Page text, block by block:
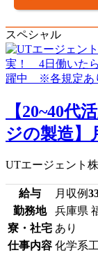
スペシャル
【20~40代
ジの製造】
UTエージェント
給与 月収例
勤務地
兵庫県
寮・社宅 あり
仕事内容 化学系